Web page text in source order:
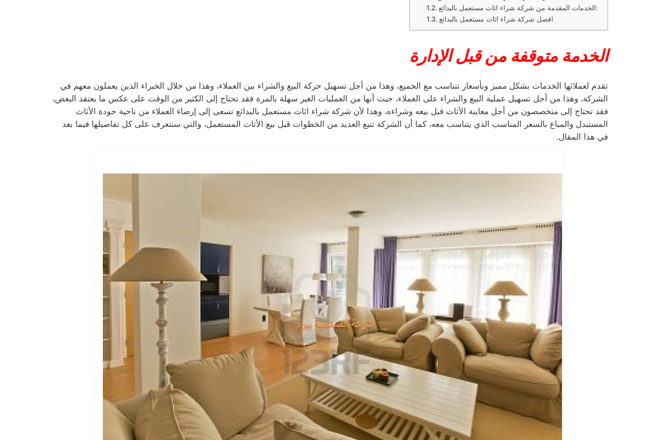
الخدمات المقدمة من شركة شراء اثاث مستعمل بالبدائع:
افضل شركة شراء اثاث مستعمل بالبدائع
الخدمة متوقفة من قبل الإدارة
تقدم لعملائها الخدمات بشكل مميز وبأسعار تتناسب مع الجميع، وهذا من أجل تسهيل حركة البيع والشراء بين العملاء، وهذا من خلال الخبراء الذين يعملون معهم في
الشركة، وهذا من أجل تسهيل عملية البيع والشراء على العملاء، حيث أنها من العمليات الغير سهلة بالمرة فقد تحتاج إلى الكثير من الوقت على عكس ما يعتقد البعض،
فقد تحتاج إلى متخصصون من أجل معاينة الأثاث قبل بيعه وشراءه، وهذا لأن شركة شراء اثاث مستعمل بالبدائع تسعى إلى إرضاء العملاء من ناحية جودة الأثاث
المستبدل والمباع بالسعر المناسب الذي يتناسب معه، كما أن الشركة تتبع العديد من الخطوات قبل بيع الأثاث المستعمل، والتي سنتعرف على كل تفاصيلها فيما بعد
في هذا المقال.